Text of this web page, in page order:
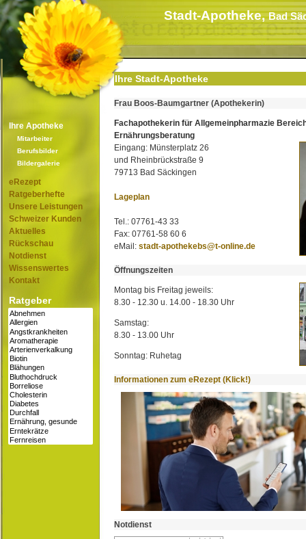
Stadt-Apotheke,Bad
Ihre Apotheke
Mitarbeiter
Berufsbilder
Bildergalerie
eRezept
Ratgeberhefte
Unsere Leistungen
Schweizer Kunden
Aktuelles
Rückschau
Notdienst
Wissenswertes
Kontakt
Ratgeber
Ihre Stadt-Apotheke
Frau Boos-Baumgartner (Apothekerin)
Fachapothekerin für Allgemeinpharmazie
Ernährungsberatung
Eingang: Münsterplatz 26
und Rheinbrückstraße 9
79713 Bad Säckingen
Lageplan
Tel.: 07761-43 33
Fax: 07761-58 60 6
eMail: stadt-apothekebs@t-online.de
Öffnungszeiten
Montag bis Freitag jeweils:
8.30 - 12.30 u. 14.00 - 18.30 Uhr
Samstag:
8.30 - 13.00 Uhr
Sonntag: Ruhetag
Informationen zum eRezept (Klick!)
Notdienst